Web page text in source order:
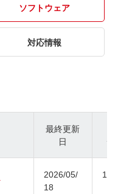
ソフトウェア
対応情報
最終更新
日
ジ
2026/05/
18